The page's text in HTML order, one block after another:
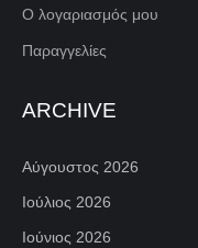
Ο λογαριασμός μου
Παραγγελίες
ARCHIVE
Αύγουστος 2026
Ιούλιος 2026
Ιούνιος 2026